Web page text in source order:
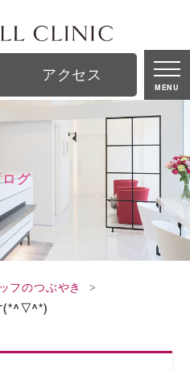
アクセス
MENU
グ
歩2分の美容皮膚科｜ウェルクリニック
フのつぶやき
(*^▽^*)